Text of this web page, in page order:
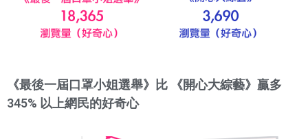
《最後一屆口罩小姐選舉》比 《開心大綜藝》贏多
345% 以上網民的好奇心